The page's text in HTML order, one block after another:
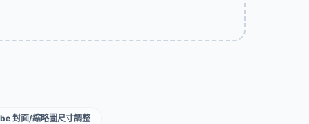
封面/縮略圖尺寸調整